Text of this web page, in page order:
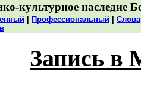
культурное наследие
Профессиональный
Запись в